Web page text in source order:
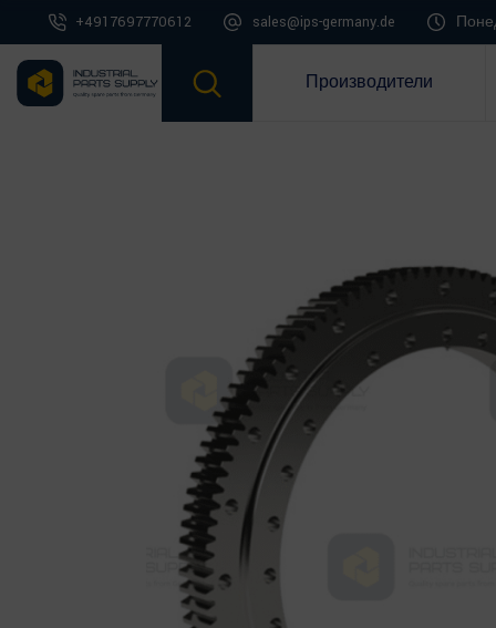
+4917697770612 sales@ips-germany.de
Производители